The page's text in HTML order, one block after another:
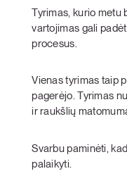
Tyrimas, kurio metu
vartojimas gali
procesus.
Vienas tyrimas taip
pagerėjo. Tyrimas
ir raukšlių
Svarbu paminėti,
palaikyti.